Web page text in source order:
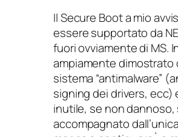
Il Secure Boot a mio
essere supportato da
fuori ovviamente di MS.
ampiamente dimostrato
sistema “antimalware”
signing dei drivers,
inutile, se non dannoso,
accompagnato